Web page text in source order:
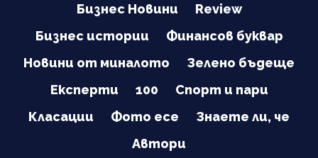
Бизнес Новини
Review
Бизнес истории
Финансов буквар
Новини от миналото
Зелено бъдеще
Експерти
100
Спорт и пари
Класации
Фото есе
Знаете ли, че
Автори